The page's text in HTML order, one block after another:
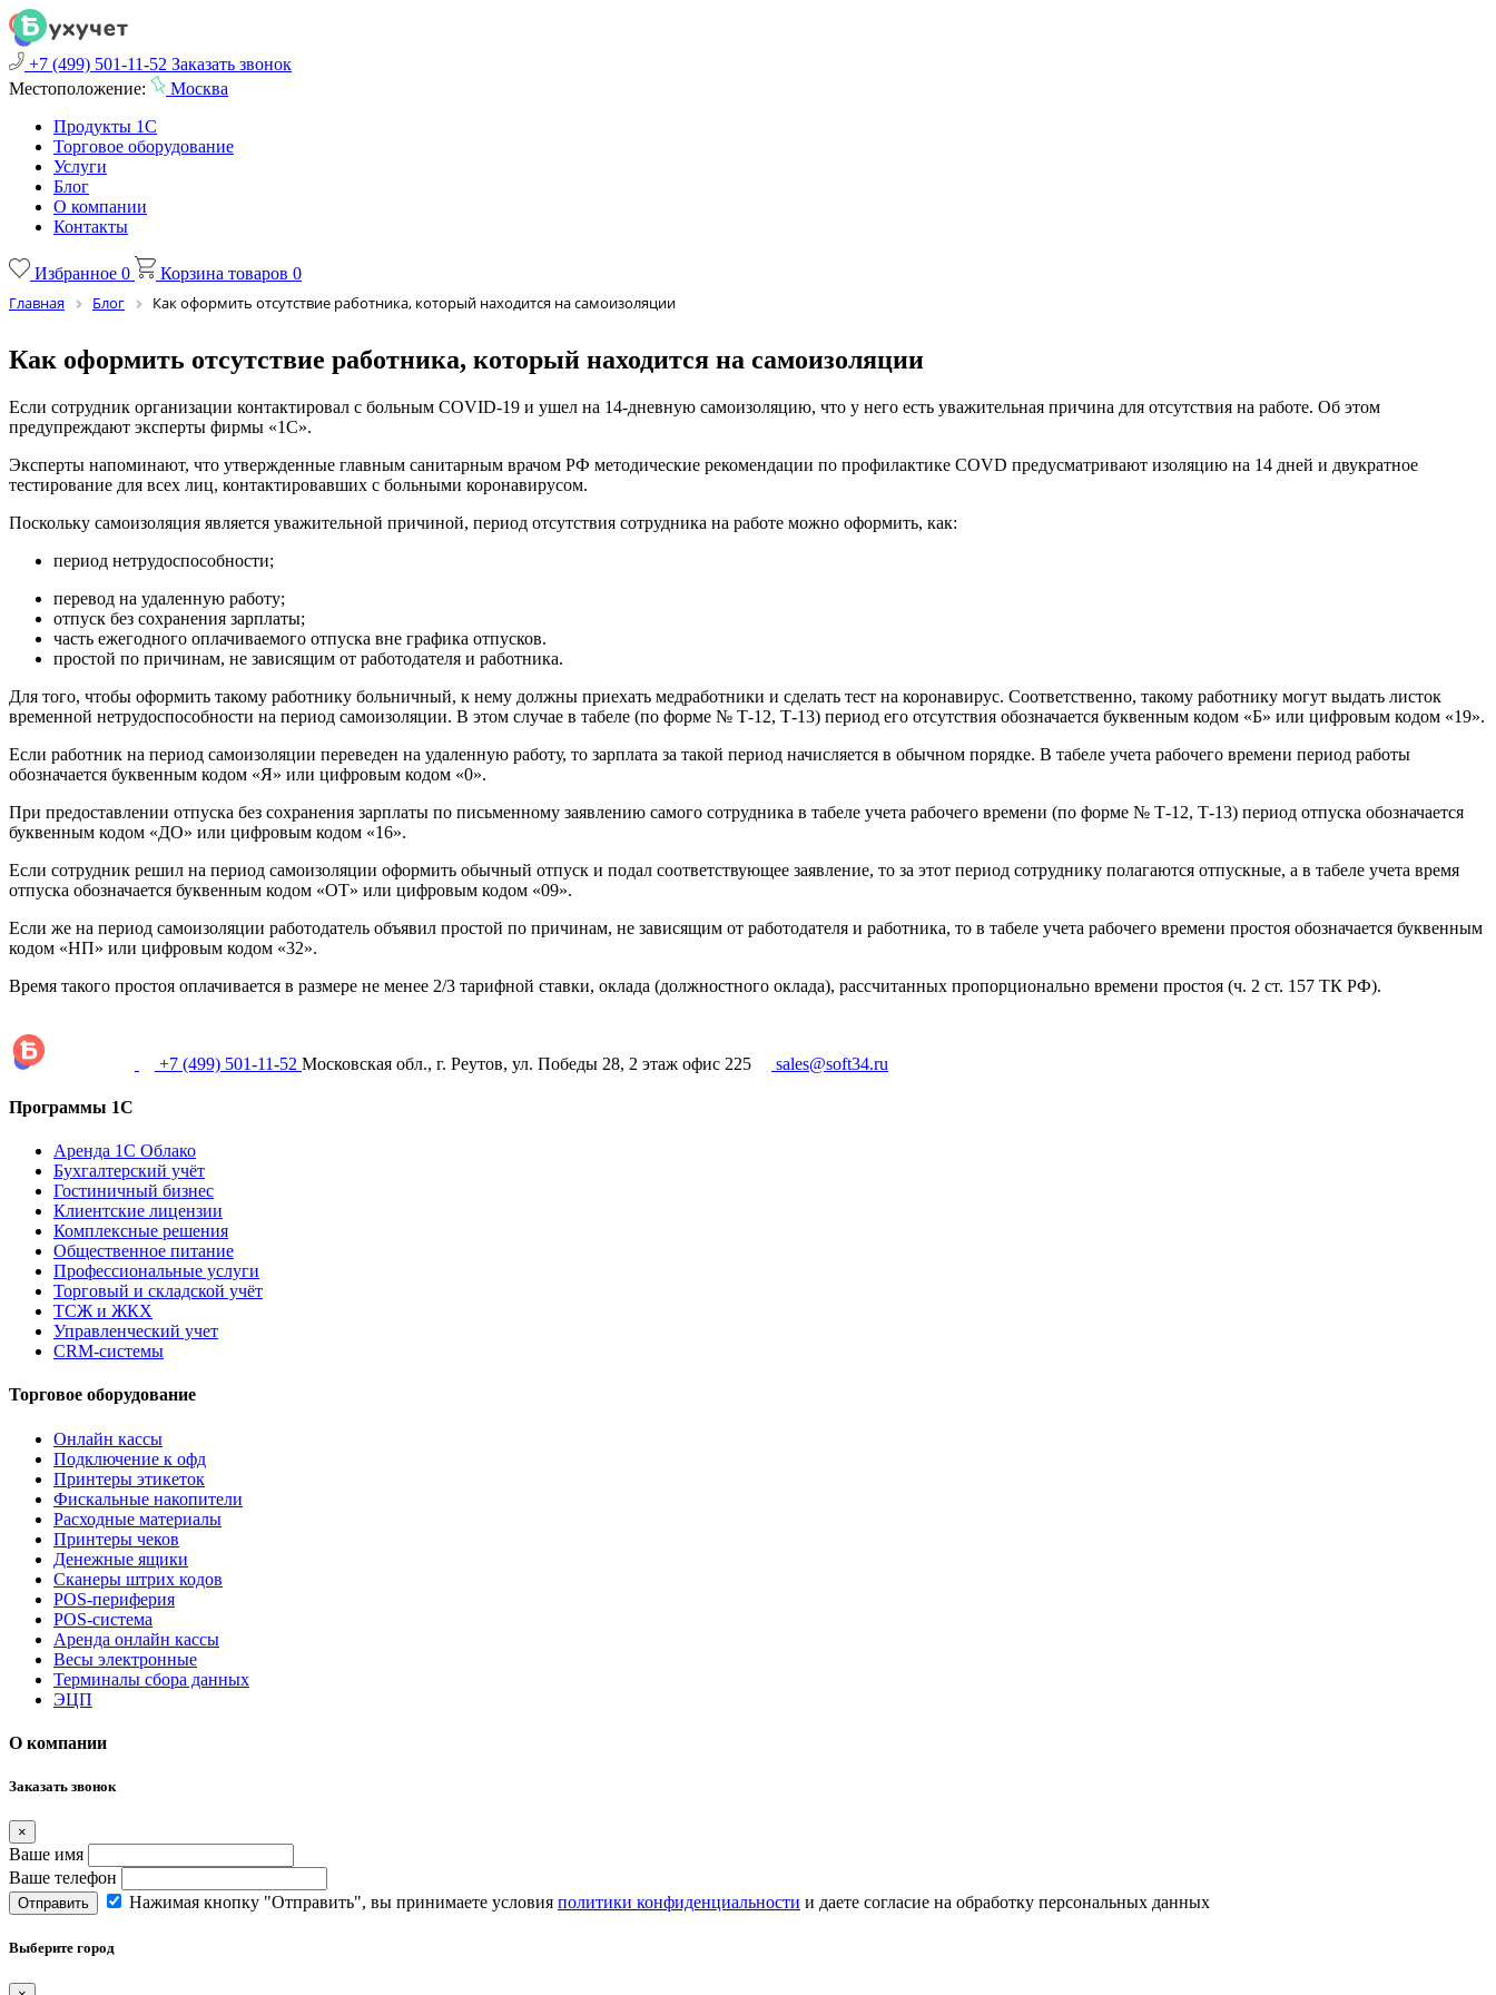
+7 (499) 501-11-52 Заказать звонок
Местоположение:
Москва
Продукты 1С
Торговое оборудование
Услуги
Блог
О компании
Контакты
Избранное 0 Корзина товаров 0
Главная Блог Как оформить отсутствие работника, который находится на самоизоляции
Как оформить отсутствие работника, который находится на самоизоляции
Если сотрудник организации контактировал с больным COVID-19 и ушел на 14-дневную самоизоляцию, что у него есть уважительная причина для отсутствия на работе. Об этом
предупреждают эксперты фирмы «1С».
Эксперты напоминают, что утвержденные главным санитарным врачом РФ методические рекомендации по профилактике COVD предусматривают изоляцию на 14 дней и двукратное
тестирование для всех лиц, контактировавших с больными коронавирусом.
Поскольку самоизоляция является уважительной причиной, период отсутствия сотрудника на работе можно оформить, как:
период нетрудоспособности;
перевод на удаленную работу;
отпуск без сохранения зарплаты;
часть ежегодного оплачиваемого отпуска вне графика отпусков.
простой по причинам, не зависящим от работодателя и работника.
Для того, чтобы оформить такому работнику больничный, к нему должны приехать медработники и сделать тест на коронавирус. Соответственно, такому работнику могут выдать листок
временной нетрудоспособности на период самоизоляции. В этом случае в табеле (по форме № Т-12, Т-13) период его отсутствия обозначается буквенным кодом «Б» или цифровым кодом «19».
Если работник на период самоизоляции переведен на удаленную работу, то зарплата за такой период начисляется в обычном порядке. В табеле учета рабочего времени период работы
обозначается буквенным кодом «Я» или цифровым кодом «0».
При предоставлении отпуска без сохранения зарплаты по письменному заявлению самого сотрудника в табеле учета рабочего времени (по форме № Т-12, Т-13) период отпуска обозначается
буквенным кодом «ДО» или цифровым кодом «16».
Если сотрудник решил на период самоизоляции оформить обычный отпуск и подал соответствующее заявление, то за этот период сотруднику полагаются отпускные, а в табеле учета время
отпуска обозначается буквенным кодом «ОТ» или цифровым кодом «09».
Если же на период самоизоляции работодатель объявил простой по причинам, не зависящим от работодателя и работника, то в табеле учета рабочего времени простоя обозначается буквенным
кодом «НП» или цифровым кодом «32».
Время такого простоя оплачивается в размере не менее 2/3 тарифной ставки, оклада (должностного оклада), рассчитанных пропорционально времени простоя (ч. 2 ст. 157 ТК РФ).
+7 (499) 501-11-52 Московская обл., г. Реутов, ул. Победы 28, 2 этаж офис 225 sales@soft34.ru
Программы 1С
Аренда 1С Облако
Бухгалтерский учёт
Гостиничный бизнес
Клиентские лицензии
Комплексные решения
Общественное питание
Профессиональные услуги
Торговый и складской учёт
ТСЖ и ЖКХ
Управленческий учет
CRM-системы
Торговое оборудование
Онлайн кассы
Подключение к офд
Принтеры этикеток
Фискальные накопители
Расходные материалы
Принтеры чеков
Денежные ящики
Сканеры штрих кодов
POS-периферия
POS-система
Аренда онлайн кассы
Весы электронные
Терминалы сбора данных
ЭЦП
О компании
Заказать звонок
×
Ваше имя
Ваше телефон
Отправить Нажимая кнопку "Отправить", вы принимаете условия политики конфиденциальности и даете согласие на обработку персональных данных
Выберите город